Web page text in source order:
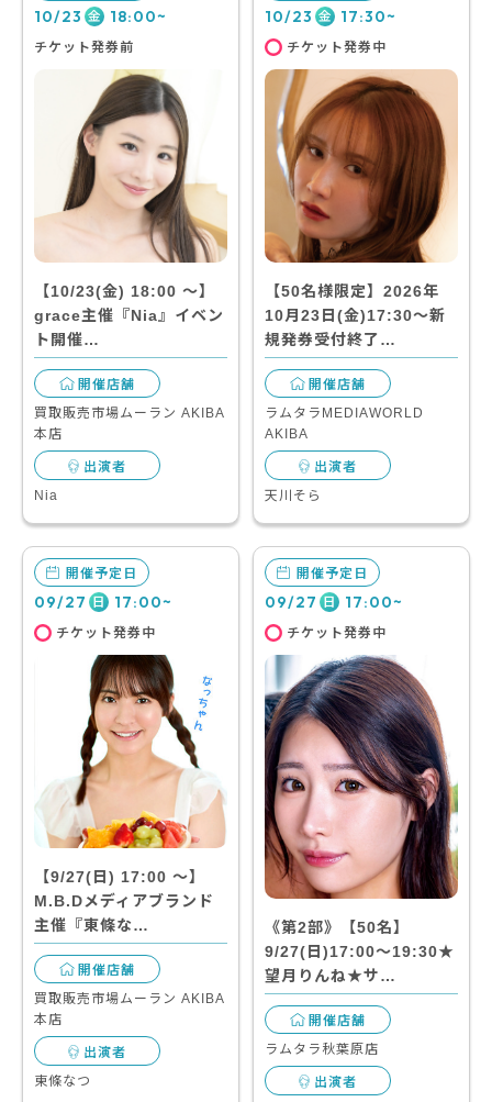
10/23 金 18:00~
チケット発券前
【10/23(金) 18:00 〜】
grace主催『Nia』イベン
ト開催…
開催店舗
買取販売市場ムーラン AKIBA
本店
出演者
Nia
10/23 金 17:30~
チケット発券中
【50名様限定】2026年
10月23日(金)17:30～新
規発券受付終了…
開催店舗
ラムタラMEDIAWORLD
AKIBA
出演者
天川そら
開催予定日
09/27 日 17:00~
チケット発券中
【9/27(日) 17:00 〜】
M.B.Dメディアブランド
主催『東條な…
開催店舗
買取販売市場ムーラン AKIBA
本店
出演者
東條なつ
開催予定日
09/27 日 17:00~
チケット発券中
《第2部》【50名】
9/27(日)17:00～19:30★
望月りんね★サ…
開催店舗
ラムタラ秋葉原店
出演者